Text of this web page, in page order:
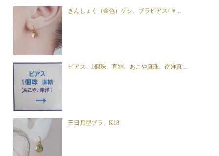
きんしょく（金色）ケシ、ブラピアス/ ￥...
ピアス、1個珠、直結、あこや真珠、南洋真...
三日月型ブラ、K18